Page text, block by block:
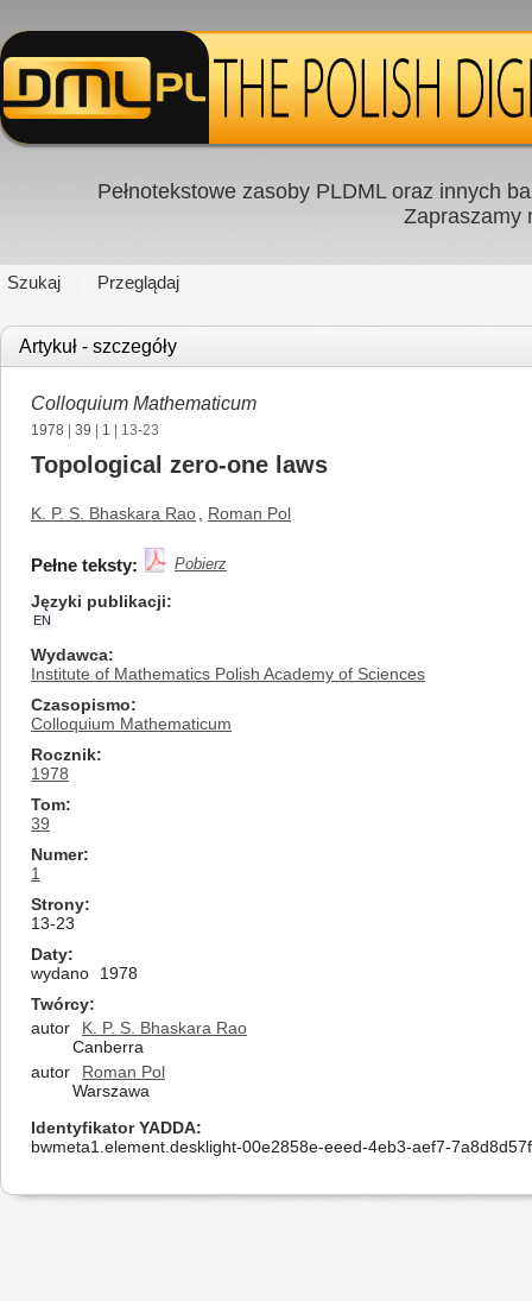
Pełnotekstowe zasoby PLDML oraz innych
Zapraszamy
Szukaj Przeglądaj
Artykuł - szczegóły
Colloquium Mathematicum
1978 39 1 | 13-23
Topological zero-one laws
K. P. S. Bhaskara Rao Roman Pol
Pełne teksty: Pobierz
Języki publikacji
EN
Wydawca
Institute of Mathematics Polish Academy of Sciences
Czasopismo
Colloquium Mathematicum
Rocznik
1978
Tom
39
Numer
1
Strony
13-23
Daty
wydano
1978
Twórcy
autor
K. P. S. Bhaskara Rao
Canberra
autor
Roman Pol
Warszawa
Identyfikator YADDA
bwmeta1.element.desklight-00e2858e-eeed-4eb3-aef7-